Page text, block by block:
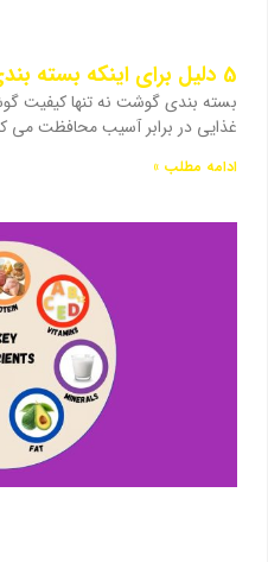
5 دلیل برای اینکه بسته بندی گوشت مهم است
بسته بندی گوشت نه تنها کیفیت
غذایی در برابر آسیب محافظت می
ادامه مطلب »